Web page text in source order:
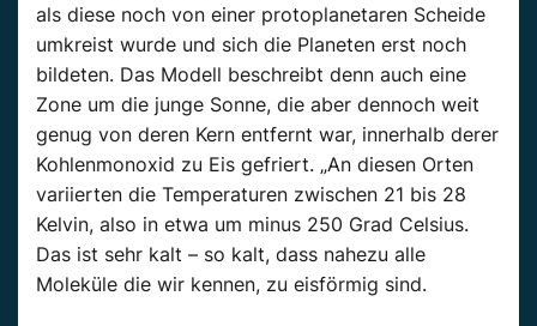
als diese noch von einer protoplanetaren Scheide
umkreist wurde und sich die Planeten erst noch
bildeten. Das Modell beschreibt denn auch eine
Zone um die junge Sonne, die aber dennoch weit
genug von deren Kern entfernt war, innerhalb derer
Kohlenmonoxid zu Eis gefriert. „An diesen Orten
variierten die Temperaturen zwischen 21 bis 28
Kelvin, also in etwa um minus 250 Grad Celsius.
Das ist sehr kalt – so kalt, dass nahezu alle
Moleküle die wir kennen, zu eisförmig sind.